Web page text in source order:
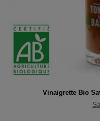
Vinaigrette Bio